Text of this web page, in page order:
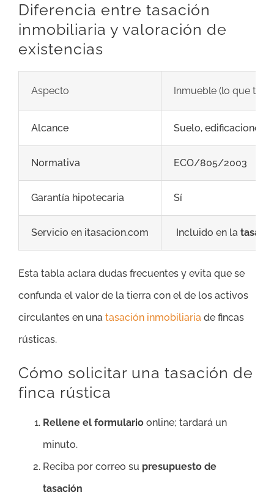
Diferencia entre tasación
inmobiliaria y valoración de
existencias
Aspecto Inmueble (lo que
Alcance Suelo, edificaciones,
Normativa ECO/805/2003
Garantía hipotecaria Sí
Servicio en itasacion.com Incluido en la
Esta tabla aclara dudas frecuentes y evita que se
confunda el valor de la tierra con el de los activos
circulantes en una tasación inmobiliaria de fincas
rústicas.
Cómo solicitar una tasación de
finca rústica
Rellene el formulario online; tardará un
minuto.
Reciba por correo su presupuesto de
tasación